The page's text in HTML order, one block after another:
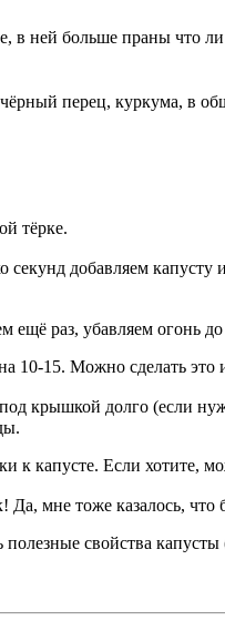
в ней больше праны что
перец, куркума, в
тёрке.
секунд добавляем
ещё раз, убавляем огонь
10-15. Можно сделать это
крышкой долго (если
к капусте. Если
мне тоже казалось,
свойства